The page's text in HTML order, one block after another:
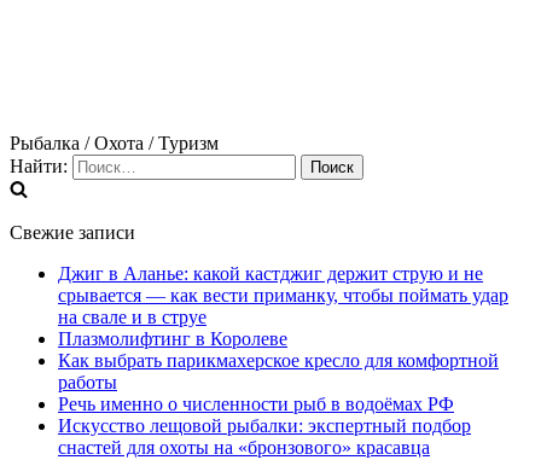
Рыбалка / Охота / Туризм
Найти:
Свежие записи
Джиг в Аланье: какой кастджиг держит струю и не
срывается — как вести приманку, чтобы поймать удар
на свале и в струе
Плазмолифтинг в Королеве
Как выбрать парикмахерское кресло для комфортной
работы
Речь именно о численности рыб в водоёмах РФ
Искусство лещовой рыбалки: экспертный подбор
снастей для охоты на «бронзового» красавца